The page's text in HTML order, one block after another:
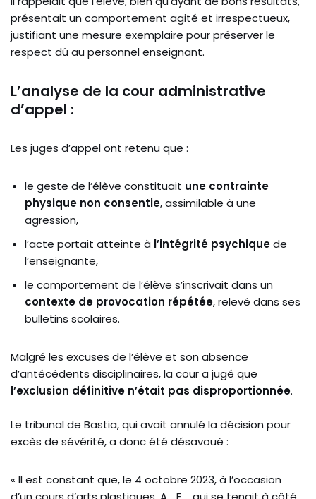
présentait un comportement agité et irrespectueux,
justifiant une mesure exemplaire pour préserver le
respect dû au personnel enseignant.
L’analyse de la cour administrative
d’appel :
Les juges d’appel ont retenu que :
le geste de l’élève constituait une contrainte
physique non consentie, assimilable à une
agression,
l’acte portait atteinte à l’intégrité psychiquede
l’enseignante,
le comportement de l’élève s’inscrivait dans un
contexte de provocation répétée, relevé dans ses
bulletins scolaires.
Malgré les excuses de l’élève et son absence
d’antécédents disciplinaires, la cour a jugé que
l’exclusion définitive n’était pas disproportionnée.
Le tribunal de Bastia, qui avait annulé la décision pour
excès de sévérité, a donc été désavoué :
« Il est constant que, le 4 octobre 2023, à l’occasion